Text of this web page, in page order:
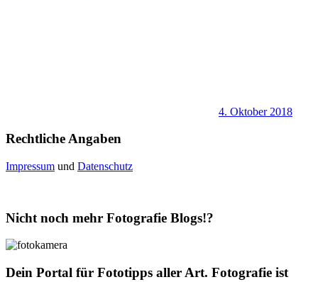
4. Oktober 2018
Rechtliche Angaben
Impressum und Datenschutz
Nicht noch mehr Fotografie Blogs!?
Dein Portal für Fototipps aller Art. Fotografie ist